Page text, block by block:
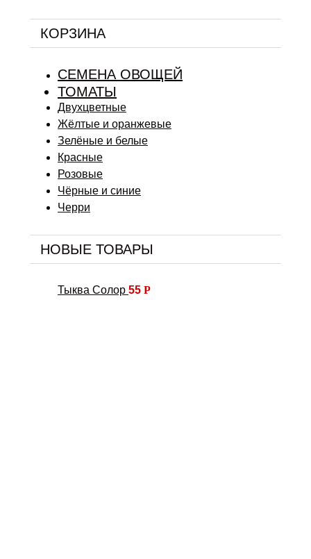
КОРЗИНА
СЕМЕНА ОВОЩЕЙ
ТОМАТЫ
Двухцветные
Жёлтые и оранжевые
Зелёные и белые
Красные
Розовые
Чёрные и синие
Черри
НОВЫЕ ТОВАРЫ
Тыква Солор 55 Р